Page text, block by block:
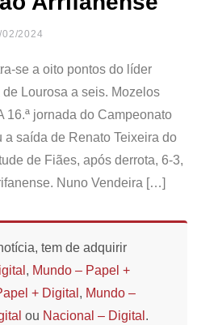
02/2024
se a oito pontos do líder
Lourosa a seis. Mozelos
16.ª jornada do Campeonato
a saída de Renato Teixeira do
de Fiães, após derrota, 6-3,
Nuno Vendeira […]
tem de adquirir
, Mundo – Papel +
+ Digital , Mundo –
ou Nacional – Digital .